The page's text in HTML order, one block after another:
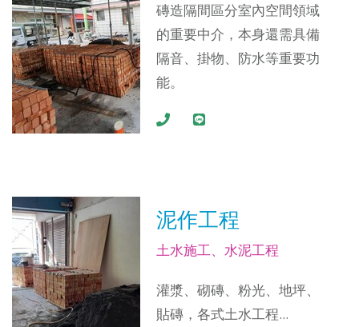
磚造隔間區分室內空間領域
的重要中介，本身還需具備
隔音、掛物、防水等重要功
能。
泥作工程
土水施工、水泥工程
灌漿、砌磚、粉光、地坪、
貼磚，各式土水工程...